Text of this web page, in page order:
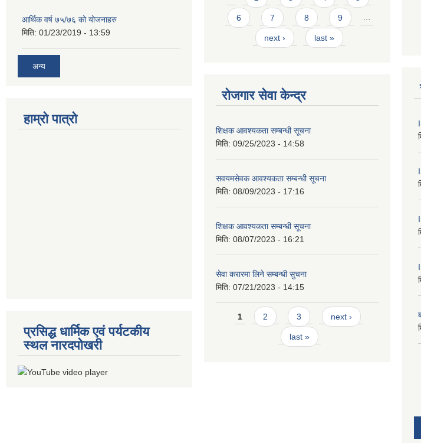
आर्थिक वर्ष ७५/७६ को योजनाहरु
मिति: 01/23/2019 - 13:59
अन्य
हाम्रो पात्रो
प्रसिद्ध धार्मिक एवं पर्यटकीय
स्थल नारदपोखरी
6 7 8 9 …
next › last »
रोजगार सेवा केन्द्र
शिक्षक आवश्यकता सम्बन्धी सूचना
मिति: 09/25/2023 - 14:58
सवयमसेवक आवश्यकता सम्बन्धी सूचना
मिति: 08/09/2023 - 17:16
शिक्षक आवश्यकता सम्बन्धी सूचना
मिति: 08/07/2023 - 16:21
सेवा करारमा लिने सम्बन्धी सुचना
मिति: 07/21/2023 - 14:15
Pages
1 2 3 next ›
last »